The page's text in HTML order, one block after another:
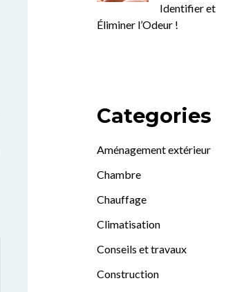
Identifier et
Éliminer l’Odeur !
Categories
Aménagement extérieur
Chambre
Chauffage
Climatisation
Conseils et travaux
Construction